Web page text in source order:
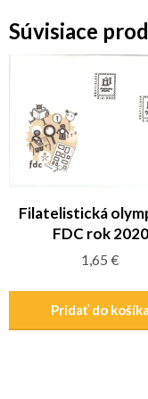
Súvisiace
Filatelistická
FDC rok 2020
1,65€
Pridať do košíka